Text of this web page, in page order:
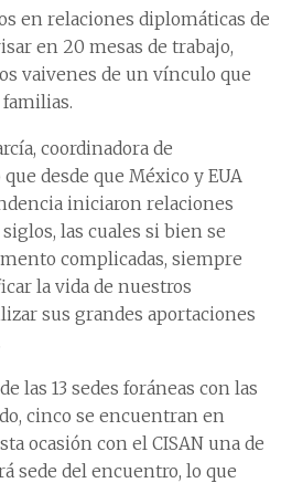
en relaciones diplomáticas de
en 20 mesas de trabajo,
vaivenes de un vínculo que
coordinadora de
desde que México y EUA
iniciaron relaciones
las cuales si bien se
complicadas, siempre
la vida de nuestros
sus grandes aportaciones
las 13 sedes foráneas con las
cinco se encuentran en
ocasión con el CISAN una de
sede del encuentro, lo que